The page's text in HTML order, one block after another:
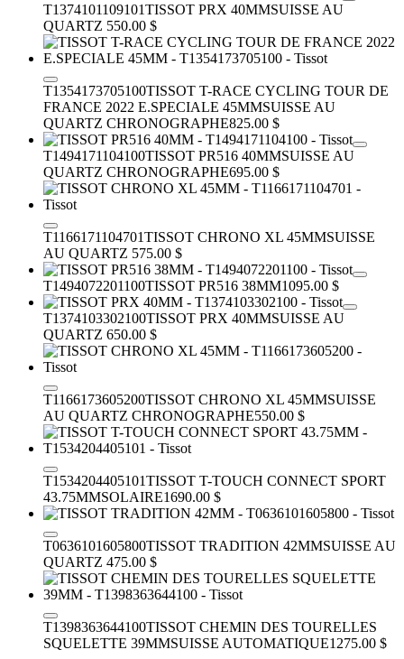
T1374101109101TISSOT PRX 40MMSUISSE AU
QUARTZ 550.00 $
T1354173705100TISSOT T-RACE CYCLING TOUR DE
FRANCE 2022 E.SPECIALE 45MMSUISSE AU
QUARTZ CHRONOGRAPHE825.00 $
T1494171104100TISSOT PR516 40MMSUISSE AU
QUARTZ CHRONOGRAPHE695.00 $
T1166171104701TISSOT CHRONO XL 45MMSUISSE
AU QUARTZ 575.00 $
T1494072201100TISSOT PR516 38MM1095.00 $
T1374103302100TISSOT PRX 40MMSUISSE AU
QUARTZ 650.00 $
T1166173605200TISSOT CHRONO XL 45MMSUISSE
AU QUARTZ CHRONOGRAPHE550.00 $
T1534204405101TISSOT T-TOUCH CONNECT SPORT
43.75MMSOLAIRE1690.00 $
T0636101605800TISSOT TRADITION 42MMSUISSE AU
QUARTZ 475.00 $
T1398363644100TISSOT CHEMIN DES TOURELLES
SQUELETTE 39MMSUISSE AUTOMATIQUE1275.00 $